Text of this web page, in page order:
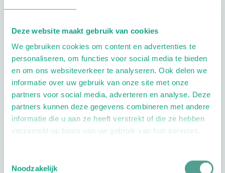
Deze website maakt gebruik van cookies
We gebruiken cookies om content en advertenties te
personaliseren, om functies voor social media te bieden
en om ons websiteverkeer te analyseren. Ook delen we
informatie over uw gebruik van onze site met onze
partners voor social media, adverteren en analyse. Deze
partners kunnen deze gegevens combineren met andere
informatie die u aan ze heeft verstrekt of die ze hebben
verzameld op basis van uw gebruik van hun services.
Noodzakelijk
Schrijf ook een review
Openingstijden
Dag Tijd